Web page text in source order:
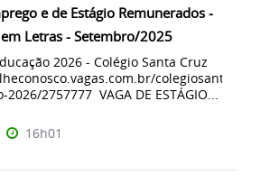
e de Estágio Remunerados -
Letras - Setembro/2025
2026 - Colégio Santa Cruz
colegiosantacruz/
2757777 VAGA DE ESTÁGIO...
16h01